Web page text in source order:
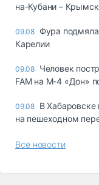
на-Кубани –
09.08 Фура подмяла
Карелии
09.08 Человек
FAM на М-4 «Дон»
09.08 В Хабаровске
на пешеходном
Все новости